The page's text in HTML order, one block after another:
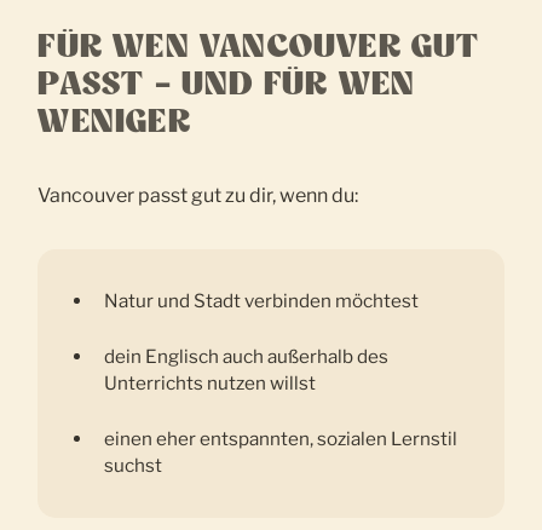
FÜR WEN VANCOUVER GUT
PASST – UND FÜR WEN
WENIGER
Vancouver passt gut zu dir, wenn du:
Natur und Stadt verbinden möchtest
dein Englisch auch außerhalb des
Unterrichts nutzen willst
einen eher entspannten, sozialen Lernstil
suchst